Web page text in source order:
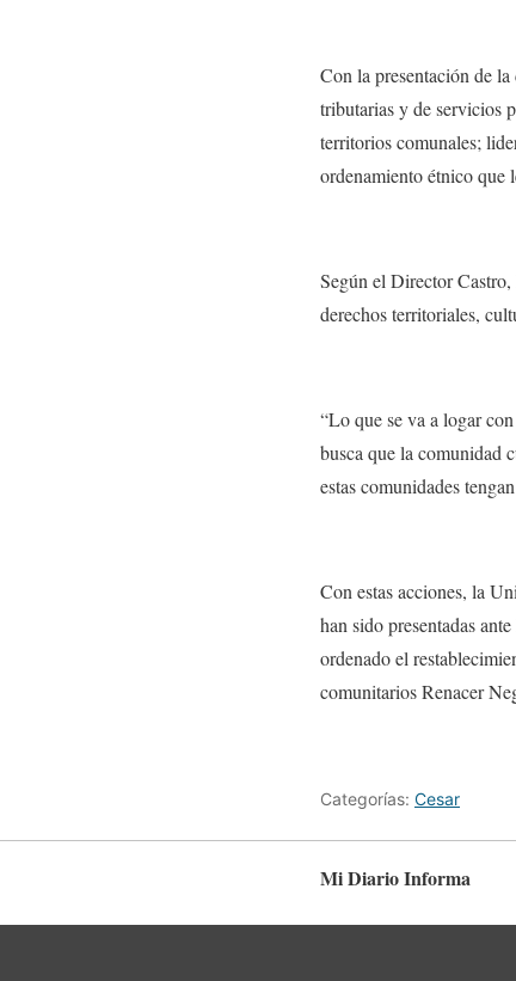
Con la presentación de
tributarias y de servicios
territorios comunales;
ordenamiento étnico que
Según el Director Castro,
derechos territoriales,
“Lo que se va a logar
busca que la comunidad
estas comunidades
Con estas acciones, la
han sido presentadas
ordenado el
comunitarios Renacer
Categorías: Cesar
Mi Diario Informa